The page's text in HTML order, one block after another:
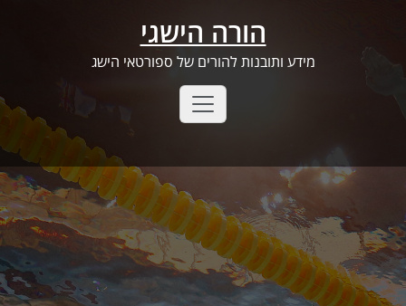
content
הורה הישגי
מידע ותובנות להורים של ספורטאי הישג